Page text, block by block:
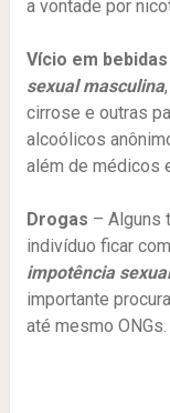
a vontade por
Vício em bebidas
sexual masculina
cirrose e outras
alcoólicos
além de médicos
Drogas – Alguns
indivíduo ficar
impotência sexual
importante
até mesmo ONGs.